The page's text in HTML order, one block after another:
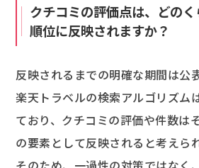
クチコミの評価点は、どの
順位に反映されますか？
反映されるまでの明確な期間は公
楽天トラベルの検索アルゴリズム
ており、クチコミの評価や件数は
の要素として反映されると考えられ